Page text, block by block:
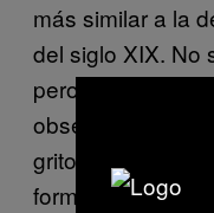
más similar a la
del siglo XIX. No
pero he
observación con
gritos e histeria
forma precipitada